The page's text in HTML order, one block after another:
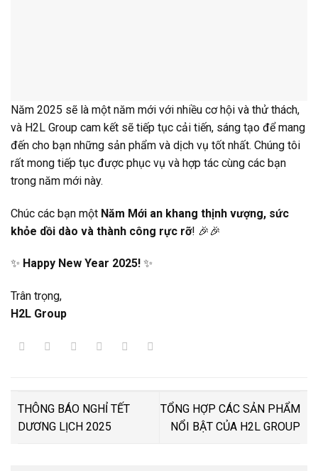
Năm 2025 sẽ là một năm mới với nhiều cơ hội và thử thách,
và H2L Group cam kết sẽ tiếp tục cải tiến, sáng tạo để mang
đến cho bạn những sản phẩm và dịch vụ tốt nhất. Chúng tôi
rất mong tiếp tục được phục vụ và hợp tác cùng các bạn
trong năm mới này.
Chúc các bạn một Năm Mới an khang thịnh vượng, sức
khỏe dồi dào và thành công rực rỡ! 🎉🎉
✨ Happy New Year 2025! ✨
Trân trọng,
H2L Group
THÔNG BÁO NGHỈ TẾT
DƯƠNG LỊCH 2025
TỔNG HỢP CÁC SẢN PHẨM
NỔI BẬT CỦA H2L GROUP